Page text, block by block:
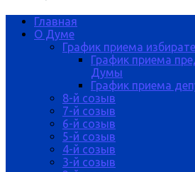
Главная
О Думе
График приема
График приема
Думы
График приема
8-й созыв
7-й созыв
6-й созыв
5-й созыв
4-й созыв
3-й созыв